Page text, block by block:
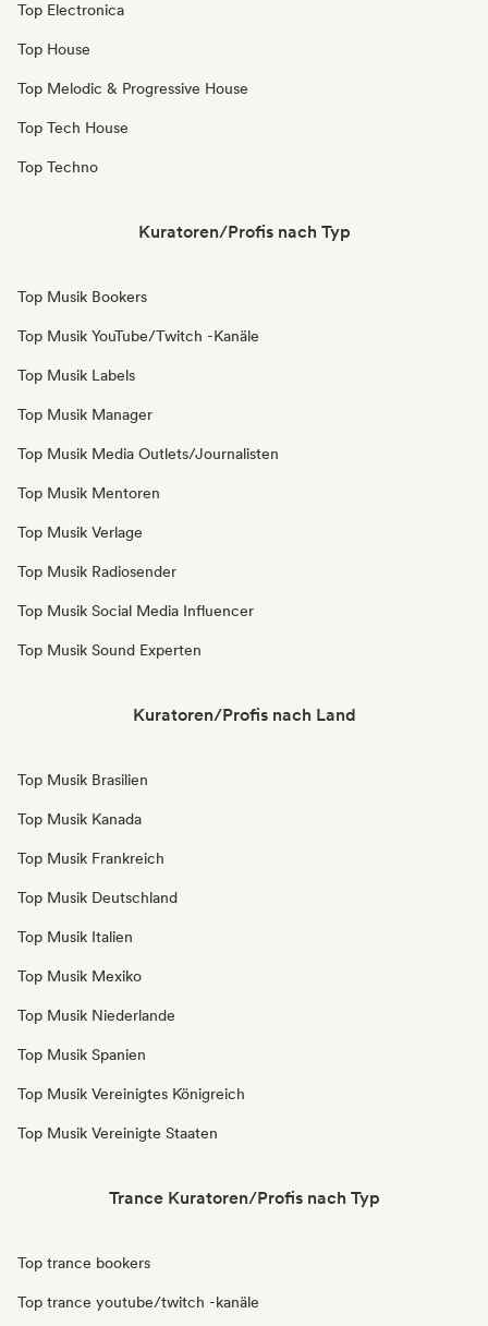
Top Electronica
Top House
Top Melodic & Progressive House
Top Tech House
Top Techno
Kuratoren/Profis nach Typ
Top Musik Bookers
Top Musik YouTube/Twitch -Kanäle
Top Musik Labels
Top Musik Manager
Top Musik Media Outlets/Journalisten
Top Musik Mentoren
Top Musik Verlage
Top Musik Radiosender
Top Musik Social Media Influencer
Top Musik Sound Experten
Kuratoren/Profis nach Land
Top Musik Brasilien
Top Musik Kanada
Top Musik Frankreich
Top Musik Deutschland
Top Musik Italien
Top Musik Mexiko
Top Musik Niederlande
Top Musik Spanien
Top Musik Vereinigtes Königreich
Top Musik Vereinigte Staaten
Trance Kuratoren/Profis nach Typ
Top trance bookers
Top trance youtube/twitch -kanäle